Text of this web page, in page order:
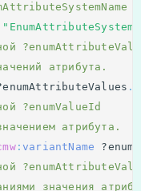
в
?enumAttributeValues
атрибута.
.
?enumValueId
атрибута.
:variantName
?enumAttributeValues
значения атрибута